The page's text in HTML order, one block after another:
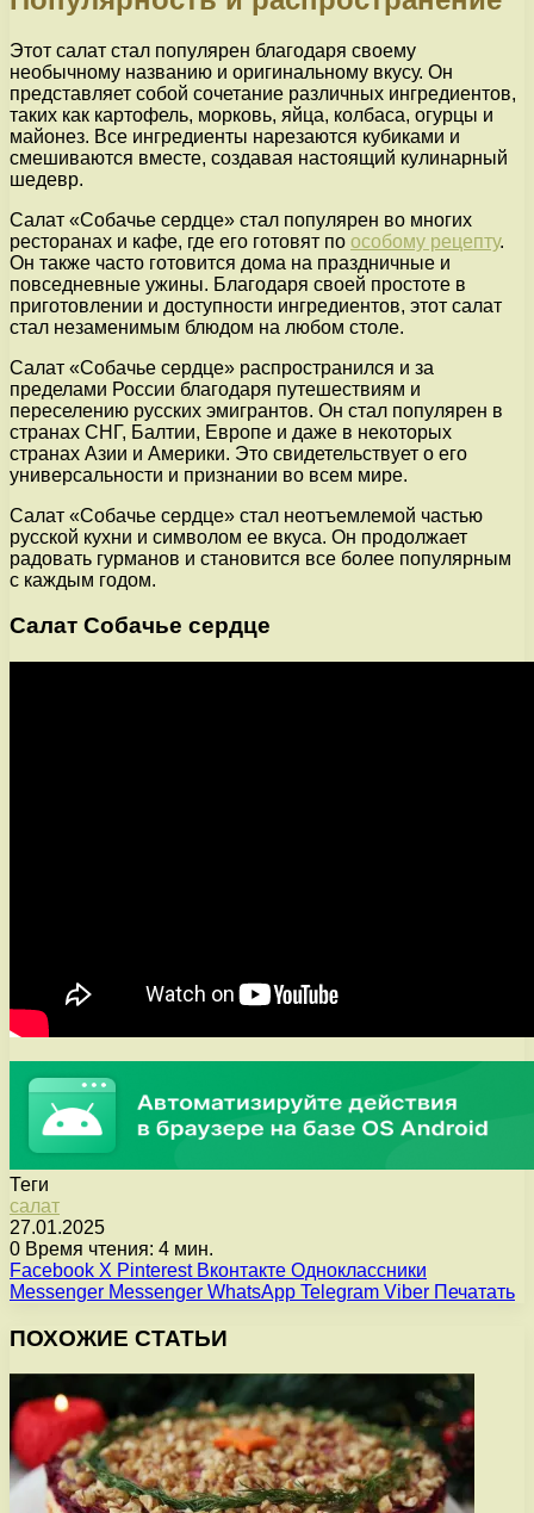
Этот салат стал популярен благодаря своему
необычному названию и оригинальному вкусу. Он
представляет собой сочетание различных ингредиентов,
таких как картофель, морковь, яйца, колбаса, огурцы и
майонез. Все ингредиенты нарезаются кубиками и
смешиваются вместе, создавая настоящий кулинарный
шедевр.
Салат «Собачье сердце» стал популярен во многих
ресторанах и кафе, где его готовят по особому рецепту.
Он также часто готовится дома на праздничные и
повседневные ужины. Благодаря своей простоте в
приготовлении и доступности ингредиентов, этот салат
стал незаменимым блюдом на любом столе.
Салат «Собачье сердце» распространился и за
пределами России благодаря путешествиям и
переселению русских эмигрантов. Он стал популярен в
странах СНГ, Балтии, Европе и даже в некоторых
странах Азии и Америки. Это свидетельствует о его
универсальности и признании во всем мире.
Салат «Собачье сердце» стал неотъемлемой частью
русской кухни и символом ее вкуса. Он продолжает
радовать гурманов и становится все более популярным
с каждым годом.
Салат Собачье сердце
Теги
салат
27.01.2025
0 Время чтения: 4 мин.
Facebook X Pinterest Вконтакте Одноклассники
Messenger Messenger WhatsApp Telegram Viber Печатать
ПОХОЖИЕ СТАТЬИ